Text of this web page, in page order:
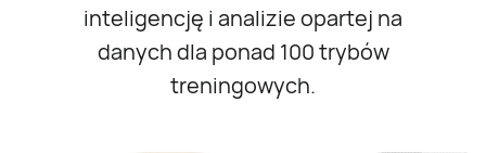
inteligencję i analizie opartej na
danych dla ponad 100 trybów
treningowych.